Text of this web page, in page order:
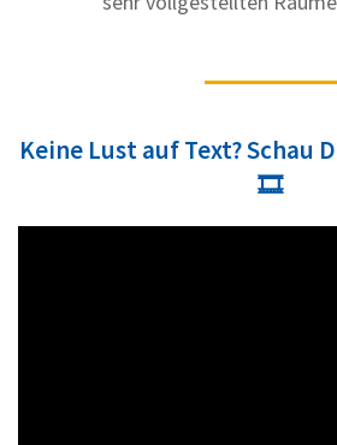
Keine Lust auf Text? Schau
🎞️